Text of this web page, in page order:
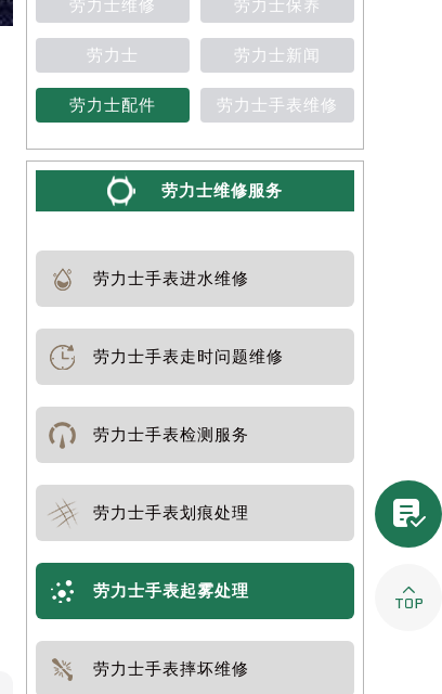
劳力士维修 劳力士保养
劳力士 劳力士新闻
劳力士配件 劳力士手表维修
劳力士维修服务
劳力士手表进水维修
劳力士手表走时问题维修
劳力士手表检测服务
劳力士手表划痕处理
劳力士手表起雾处理
劳力士手表摔坏维修

